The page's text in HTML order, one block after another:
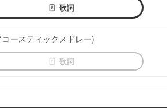
歌詞
ースティックメドレー)
歌詞